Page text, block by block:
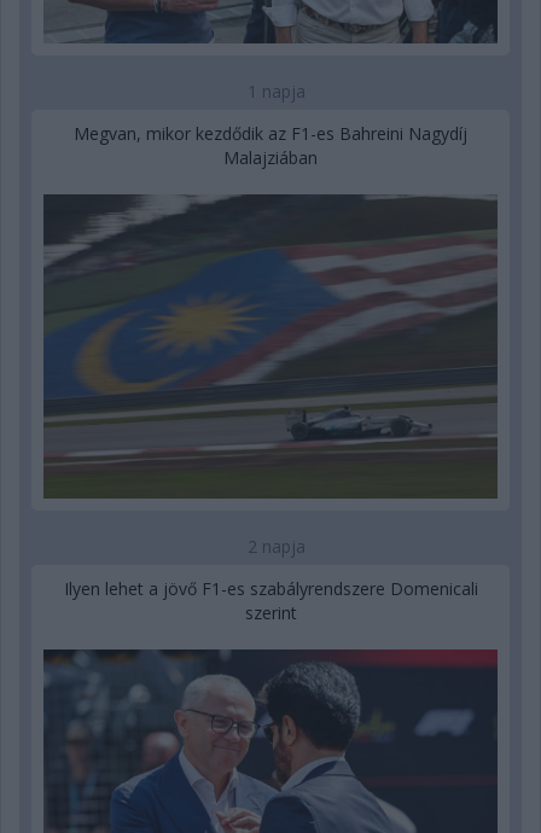
1 napja
Megvan, mikor kezdődik az F1-es Bahreini Nagydíj
Malajziában
2 napja
Ilyen lehet a jövő F1-es szabályrendszere Domenicali
szerint